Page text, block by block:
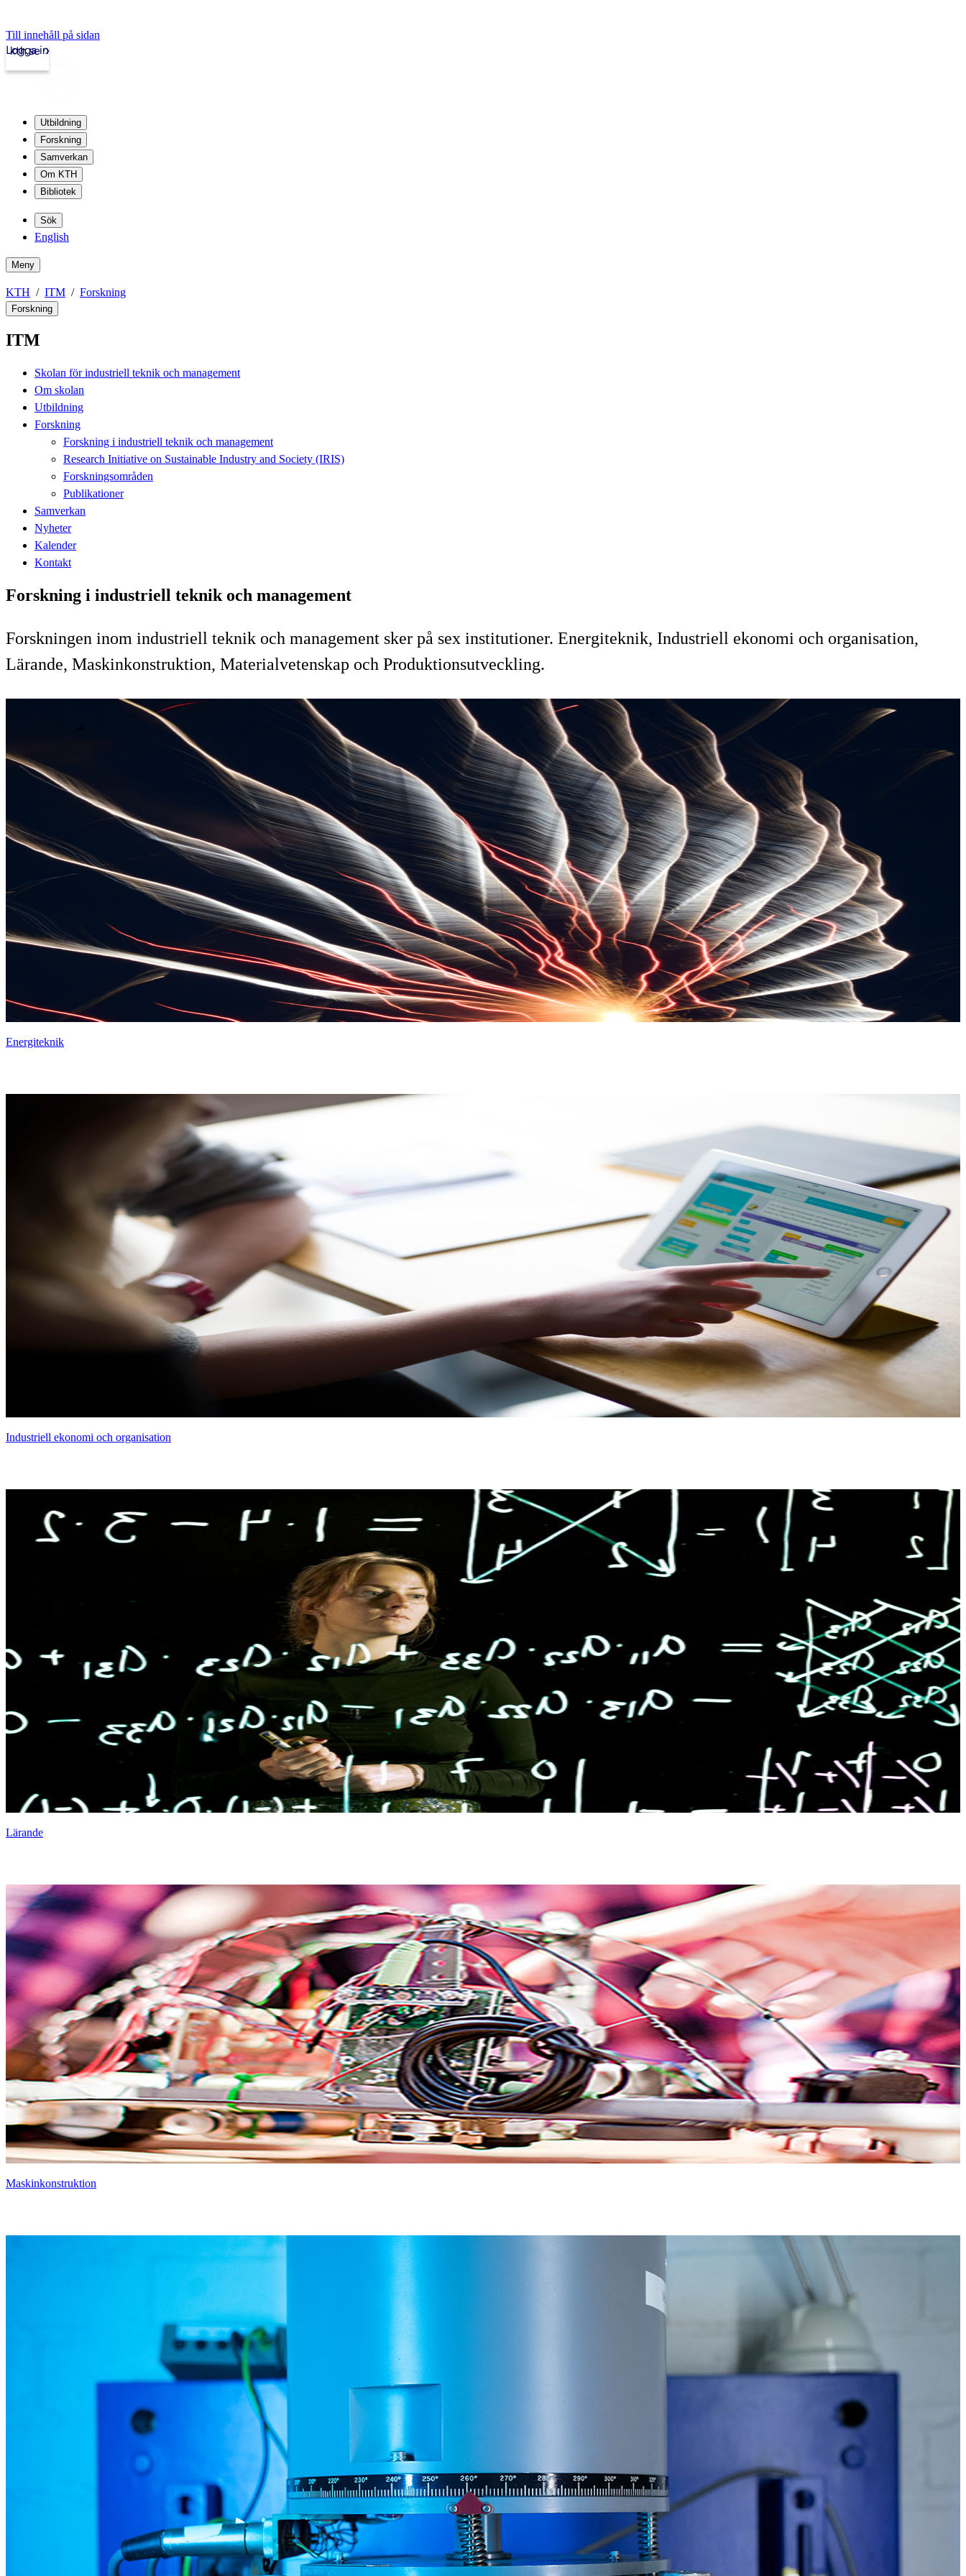
Till innehåll på sidan
kth.se
Logga in
Utbildning
Forskning
Samverkan
Om KTH
Bibliotek
Sök
English
Meny
KTH ITM Forskning
Forskning
ITM
Skolan för industriell teknik och management
Om skolan
Utbildning
Forskning
Forskning i industriell teknik och management
Research Initiative on Sustainable Industry and Society (IRIS)
Forskningsområden
Publikationer
Samverkan
Nyheter
Kalender
Kontakt
Forskning i industriell teknik och management
Forskningen inom industriell teknik och management sker på sex institutioner. Energiteknik, Industriell ekonomi och organisation,
Lärande, Maskinkonstruktion, Materialvetenskap och Produktionsutveckling.
Energiteknik
Industriell ekonomi och organisation
Lärande
Maskinkonstruktion